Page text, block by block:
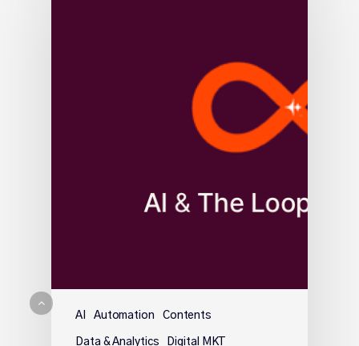
AI Automation Contents
Data & Analytics Digital MKT